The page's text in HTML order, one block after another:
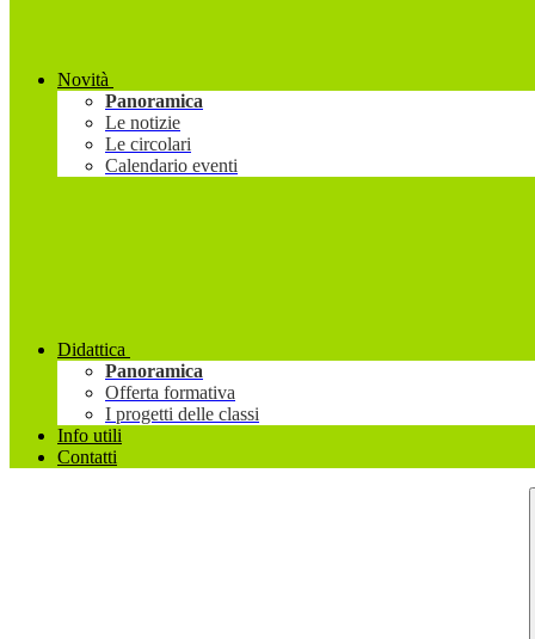
Novità
Panoramica
Le notizie
Le circolari
Calendario eventi
Didattica
Panoramica
Offerta formativa
I progetti delle classi
Info utili
Contatti